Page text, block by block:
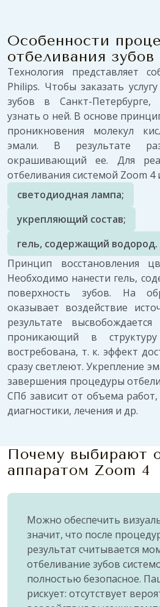
Особенности
отбеливания зубов
Технология представляет
Philips. Чтобы заказать
зубов в Санкт-
узнать о ней. В основе
проникновения молекул
эмали. В результате
окрашивающий ее. Для
отбеливания системой Zoom 4
светодиодная лампа;
укрепляющий состав;
гель, содержащий водород.
Принцип восстановления
Необходимо нанести гель,
поверхность зубов. На
оказывает воздействие
результате
проникающий в
востребована, т. к. эффект
сразу светлеют. Укрепление
завершения процедуры
СПб зависит от объема работ,
диагностики, лечения и др.
Почему выбирают
аппаратом Zoom 4
Можно обеспечить
значит, что после
результат считывается
отбеливание зубов
полностью безопасное.
рискует: отсутствует